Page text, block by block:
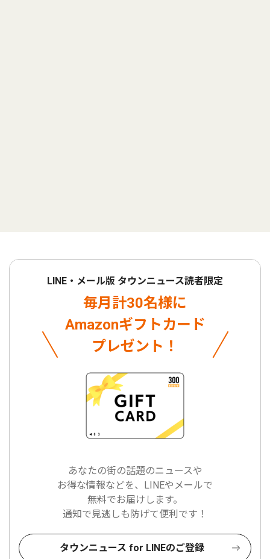
LINE・メール版 タウンニュース読者限定
毎月計30名様に
Amazonギフトカード
プレゼント！
あなたの街の話題のニュースや
お得な情報などを、LINEやメールで
無料でお届けします。
通知で見逃しも防げて便利です！
タウンニュース for LINEのご登録